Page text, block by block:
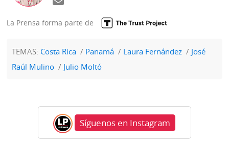
La Prensa forma parte de
TEMAS: Costa Rica Panamá Laura Fernández
José
Raúl Mulino
Julio Moltó
Síguenos en Instagram